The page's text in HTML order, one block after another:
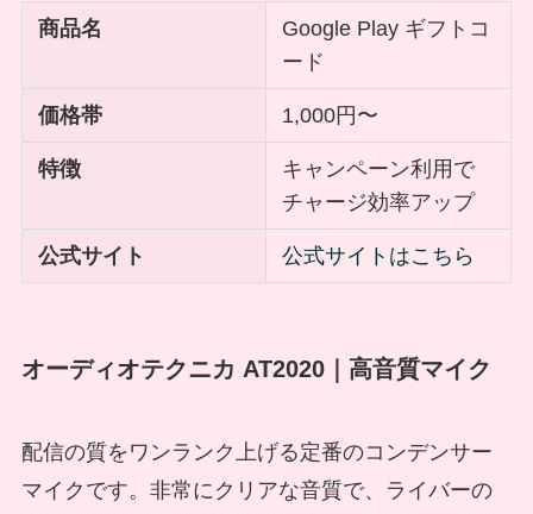
商品名
Google Play ギフトコ
ード
価格帯 1,000円〜
特徴
キャンペーン利用で
チャージ効率アップ
公式サイト 公式サイトはこちら
オーディオテクニカ AT2020｜高音質マイク
配信の質をワンランク上げる定番のコンデンサー
マイクです。非常にクリアな音質で、ライバーの